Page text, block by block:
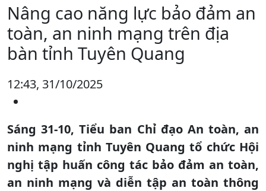
Nâng cao năng lực bảo đảm an
toàn, an ninh mạng trên địa
bàn tỉnh Tuyên Quang
12:43, 31/10/2025
Sáng 31-10, Tiểu ban Chỉ đạo An toàn, an
ninh mạng tỉnh Tuyên Quang tổ chức Hội
nghị tập huấn công tác bảo đảm an toàn,
an ninh mạng và diễn tập an toàn thông